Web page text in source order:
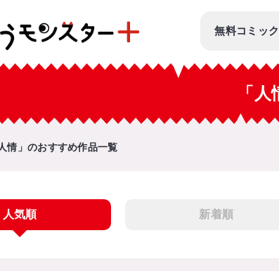
無料コミック
「
人情」のおすすめ作品一覧
人気順 新着順